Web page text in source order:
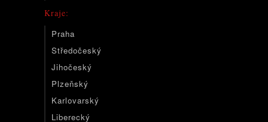
Kraje:
Praha
Středočeský
Jihočeský
Plzeňský
Karlovarský
Liberecký